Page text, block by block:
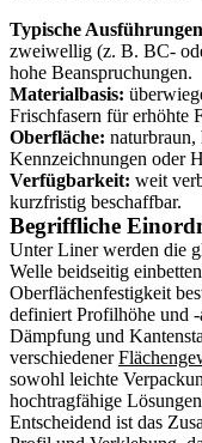
Typische
zweiwellig (z. B. BC-
hohe Beanspruchungen.
Materialbasis:
Frischfasern für erhöhte
Oberfläche:
Kennzeichnungen oder
Verfügbarkeit: weit
kurzfristig beschaffbar.
Begriffliche
Unter Liner werden die
Welle beidseitig
Oberflächenfestigkeit
definiert Profilhöhe und
Dämpfung und
verschiedener
sowohl leichte
hochtragfähige
Entscheidend ist das